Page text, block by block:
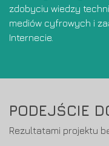
zdobyciu wiedzy
mediów cyfrowych i
Internecie.
PODEJŚCIE
Rezultatami projektu